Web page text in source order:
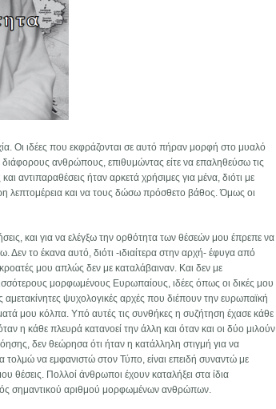
Οι ιδέες που εκφράζονται σε αυτό πήραν μορφή στο μυαλό
ανθρώπους, επιθυμώντας είτε να επαληθεύσω τις
αντιπαραθέσεις ήταν αρκετά χρήσιμες για μένα, διότι με
λεπτομέρεια και να τους δώσω πρόσθετο βάθος. Όμως οι
και για να ελέγξω την ορθότητα των θέσεών μου έπρεπε να
το έκανα αυτό, διότι -ιδιαίτερα στην αρχή- έφυγα από
μου απλώς δεν με καταλάβαιναν. Και δεν με
μορφωμένους Ευρωπαίους, ιδέες όπως οι δικές μου
αμετακίνητες ψυχολογικές αρχές που διέπουν την ευρωπαϊκή
μου κόλπα. Υπό αυτές τις συνθήκες η συζήτηση έχασε κάθε
η κάθε πλευρά κατανοεί την άλλη και όταν και οι δύο μιλούν
δεν θεώρησα ότι ήταν η κατάλληλη στιγμή για να
τολμώ να εμφανιστώ στον Τύπο, είναι επειδή συναντώ με
θέσεις. Πολλοί άνθρωποι έχουν καταλήξει στα ίδια
σημαντικού αριθμού μορφωμένων ανθρώπων.